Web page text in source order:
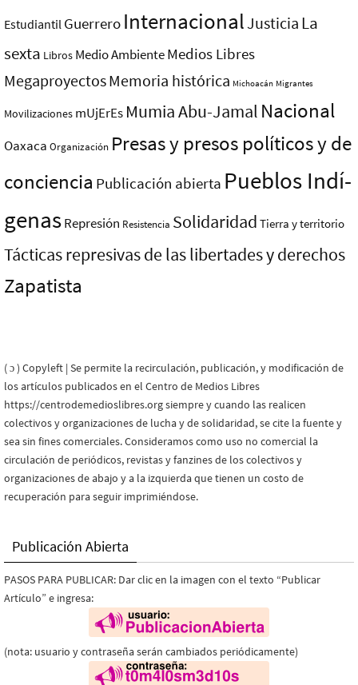
Estudiantil Guerrero InternacionalJusticia La
sexta Libros Medio AmbienteMedios Libres
MegaproyectosMemoria histórica Michoacán Migrantes
Movilizaciones mUjErEs Mumia Abu-Jamal Nacional
Oaxaca Organización Presas y presos polí­ticos y de
conciencia Publicación abierta Pueblos Indí­
genasRepresión Resistencia Solidaridad Tierra y territorio
Tácticas represivas de las libertades y derechos
Zapatista
( ɔ ) Copyleft | Se permite la recirculación, publicación, y modificación de
los artículos publicados en el Centro de Medios Libres
https://centrodemedioslibres.org siempre y cuando las realicen
colectivos y organizaciones de lucha y de solidaridad, se cite la fuente y
sea sin fines comerciales. Consideramos como uso no comercial la
circulación de periódicos, revistas y fanzines de los colectivos y
organizaciones de abajo y a la izquierda que tienen un costo de
recuperación para seguir imprimiéndose.
Publicación Abierta
PASOS PARA PUBLICAR: Dar clic en la imagen con el texto “Publicar
Artículo” e ingresa:
(nota: usuario y contraseña serán cambiados periódicamente)